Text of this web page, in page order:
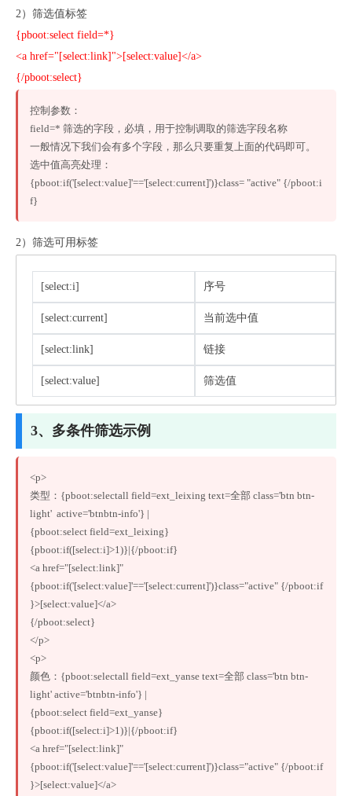
2）筛选值标签
{pboot:select field=*}
<a href="[select:link]">[select:value]</a>
{/pboot:select}
控制参数：
field=* 筛选的字段，必填，用于控制调取的筛选字段名称
一般情况下我们会有多个字段，那么只要重复上面的代码即可。
选中值高亮处理：
{pboot:if('[select:value]'=='[select:current]')}class= "active" {/pboot:i
f}
2）筛选可用标签
[select:i] 序号
[select:current] 当前选中值
[select:link] 链接
[select:value] 筛选值
3、多条件筛选示例
<p>
类型：{pboot:selectall field=ext_leixing text=全部 class='btn btn-
light'  active='btnbtn-info'} |
{pboot:select field=ext_leixing}
{pboot:if([select:i]>1)}|{/pboot:if}
<a href="[select:link]"
{pboot:if('[select:value]'=='[select:current]')}class="active" {/pboot:if
}>[select:value]</a>
{/pboot:select}
</p>
<p>
颜色：{pboot:selectall field=ext_yanse text=全部 class='btn btn-
light' active='btnbtn-info'} |
{pboot:select field=ext_yanse}
{pboot:if([select:i]>1)}|{/pboot:if}
<a href="[select:link]"
{pboot:if('[select:value]'=='[select:current]')}class="active" {/pboot:if
}>[select:value]</a>